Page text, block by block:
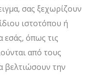
σας ξεχωρίζουν
ιστοτόπου ή
εσάς, όπως τις
από τους
βελτιώσουν την